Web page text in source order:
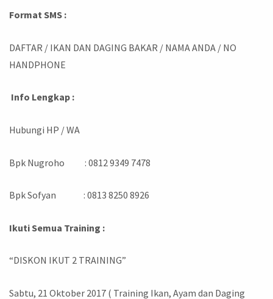
Format SMS :
DAFTAR / IKAN DAN DAGING BAKAR / NAMA ANDA / NO
HANDPHONE
Info Lengkap :
Hubungi HP / WA
Bpk Nugroho : 0812 9349 7478
Bpk Sofyan : 0813 8250 8926
Ikuti Semua Training :
“DISKON IKUT 2 TRAINING”
Sabtu, 21 Oktober 2017 ( Training Ikan, Ayam dan Daging